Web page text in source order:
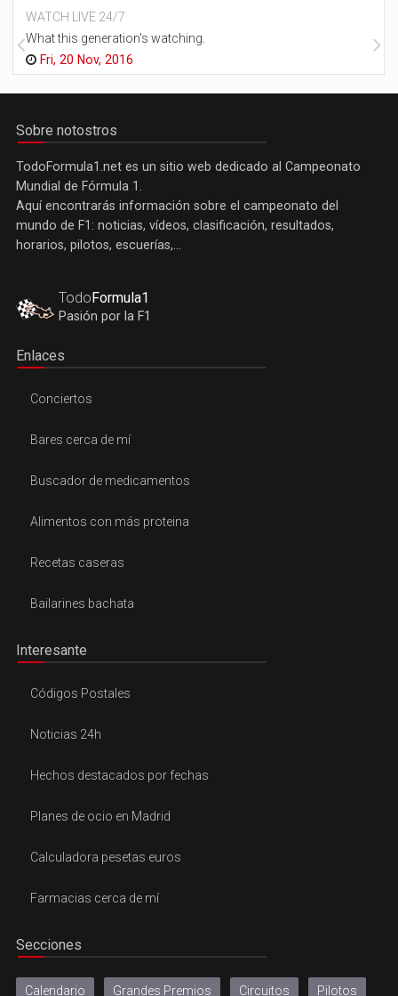
WATCH LIVE 24/7
What this generation's watching.
Fri, 20 Nov, 2016
Sobre notostros
TodoFormula1.net es un sitio web dedicado al Campeonato
Mundial de Fórmula 1.
Aquí encontrarás información sobre el campeonato del
mundo de F1: noticias, vídeos, clasificación, resultados,
horarios, pilotos, escuerías,...
Todo Formula1
Pasión por la F1
Enlaces
Conciertos
Bares cerca de mí
Buscador de medicamentos
Alimentos con más proteina
Recetas caseras
Bailarines bachata
Interesante
Códigos Postales
Noticias 24h
Hechos destacados por fechas
Planes de ocio en Madrid
Calculadora pesetas euros
Farmacias cerca de mí
Secciones
Calendario Grandes Premios Circuitos Pilotos